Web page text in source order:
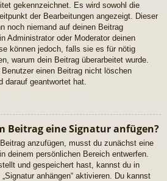
gekennzeichnet. Es wird sowohl die
der Bearbeitungen angezeigt. Dieser
noch niemand auf deinen Beitrag
Administrator oder Moderator deinen
können jedoch, falls sie es für nötig
warum dein Beitrag überarbeitet wurde.
einen Beitrag nicht löschen
darauf geantwortet hat.
Beitrag eine Signatur anfügen?
anzufügen, musst du zunächst eine
deinem persönlichen Bereich entwerfen.
und gespeichert hast, kannst du in
anhängen“ aktivieren. Du kannst